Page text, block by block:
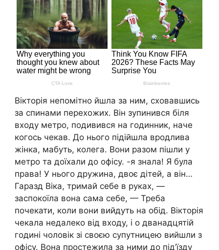
Вікторія непомітно йшла за ним, сховавшись
за спинами перехожих. Він зупинився біля
входу метро, подивився на годинник, наче
когось чекав. До нього підійшла вродлива
жінка, мабуть, колега. Вони разом пішли у
метро та доїхали до офісу. -я знала! Я була
права! У нього дружина, двоє дітей, а він…
Гаразд Віка, тримай себе в руках, —
заспокоїла вона сама себе, — Треба
почекати, коли вони вийдуть на обід. Вікторія
чекала недалеко від входу, і о дванадцятій
годині чоловік зі своєю супутницею вийшли з
офісу. Вона простежила за ними до під’їзду